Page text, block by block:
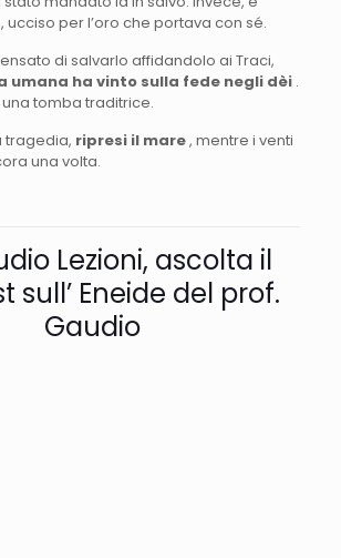
, ucciso per l’oro che portava con sé.
di salvarlo affidandolo ai Traci,
umana ha vinto sulla fede negli dèi .
tomba traditrice.
tragedia, ripresi il mare, mentre i venti
una volta.
Lezioni, ascolta il
sull’ Eneide del prof.
Gaudio